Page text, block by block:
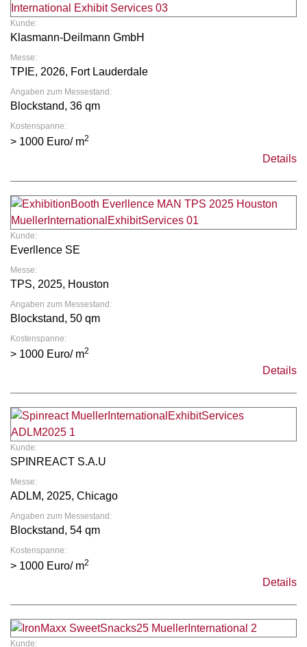
Kunde:
Klasmann-Deilmann GmbH
Messe:
TPIE, 2026, Fort Lauderdale
Angaben zum Messestand:
Blockstand, 36 qm
Kostenspanne:
> 1000 Euro/ m2
Details
Kunde:
Everllence SE
Messe:
TPS, 2025, Houston
Angaben zum Messestand:
Blockstand, 50 qm
Kostenspanne:
> 1000 Euro/ m2
Details
Kunde:
SPINREACT S.A.U
Messe:
ADLM, 2025, Chicago
Angaben zum Messestand:
Blockstand, 54 qm
Kostenspanne:
> 1000 Euro/ m2
Details
Kunde: